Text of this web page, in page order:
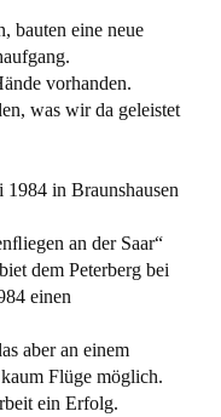
bauten eine neue
vorhanden.
was wir da geleistet
in Braunshausen
an der Saar“
dem Peterberg bei
einen
aber an einem
Flüge möglich.
ein Erfolg.